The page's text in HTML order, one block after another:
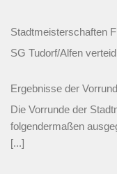
Stadtmeisterschaften
SG Tudorf/Alfen
Ergebnisse der
Die Vorrunde der
folgendermaßen
[...]